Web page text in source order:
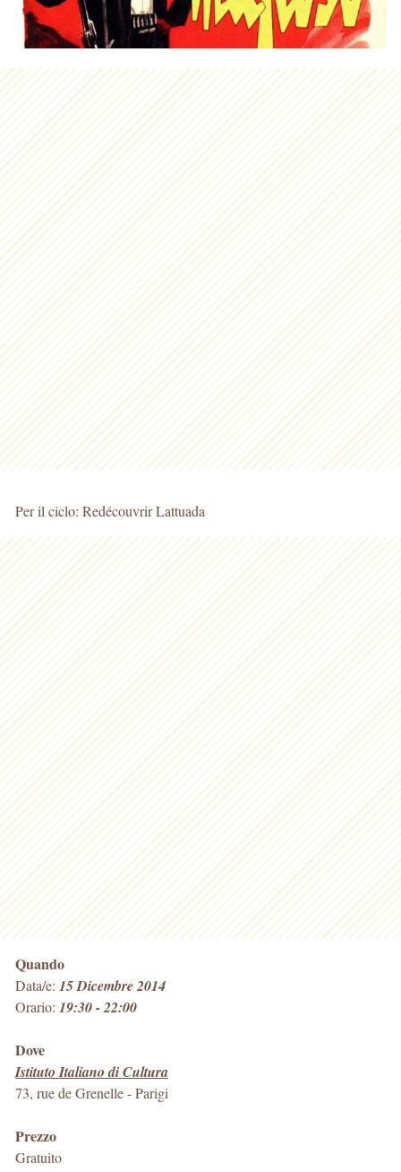
Per il ciclo: Redécouvrir Lattuada
Quando
Data/e: 15 Dicembre 2014
Orario: 19:30 - 22:00
Dove
Istituto Italiano di Cultura
73, rue de Grenelle-Parigi
Prezzo
Gratuito